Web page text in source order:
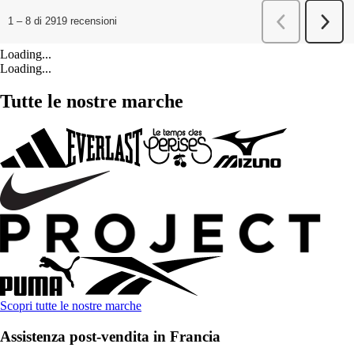
Loading...
Loading...
Tutte le nostre marche
Scopri tutte le nostre marche
Assistenza post-vendita in Francia